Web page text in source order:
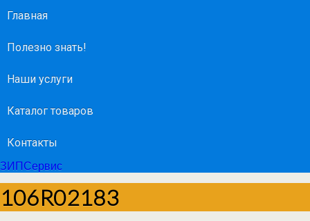
Главная
Полезно знать!
Наши услуги
Каталог товаров
Контакты
ЗИПСервис
106R02183